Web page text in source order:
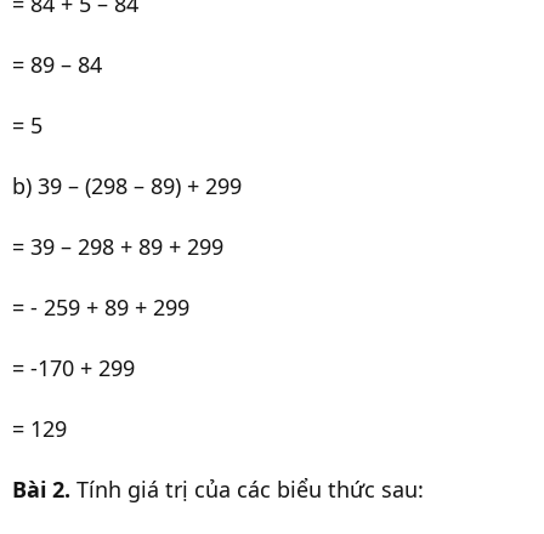
= 89 – 84
= 5
b) 39 – (298 – 89) + 299
= 39 – 298 + 89 + 299
= - 259 + 89 + 299
= -170 + 299
= 129
Bài 2. Tính giá trị của các biểu thức sau: